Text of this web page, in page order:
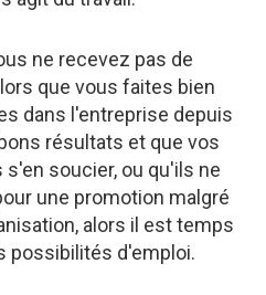
ne recevez pas de
que vous faites bien
dans l'entreprise depuis
résultats et que vos
soucier, ou qu'ils ne
une promotion malgré
alors il est temps
possibilités d'emploi.